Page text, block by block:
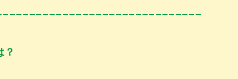
？